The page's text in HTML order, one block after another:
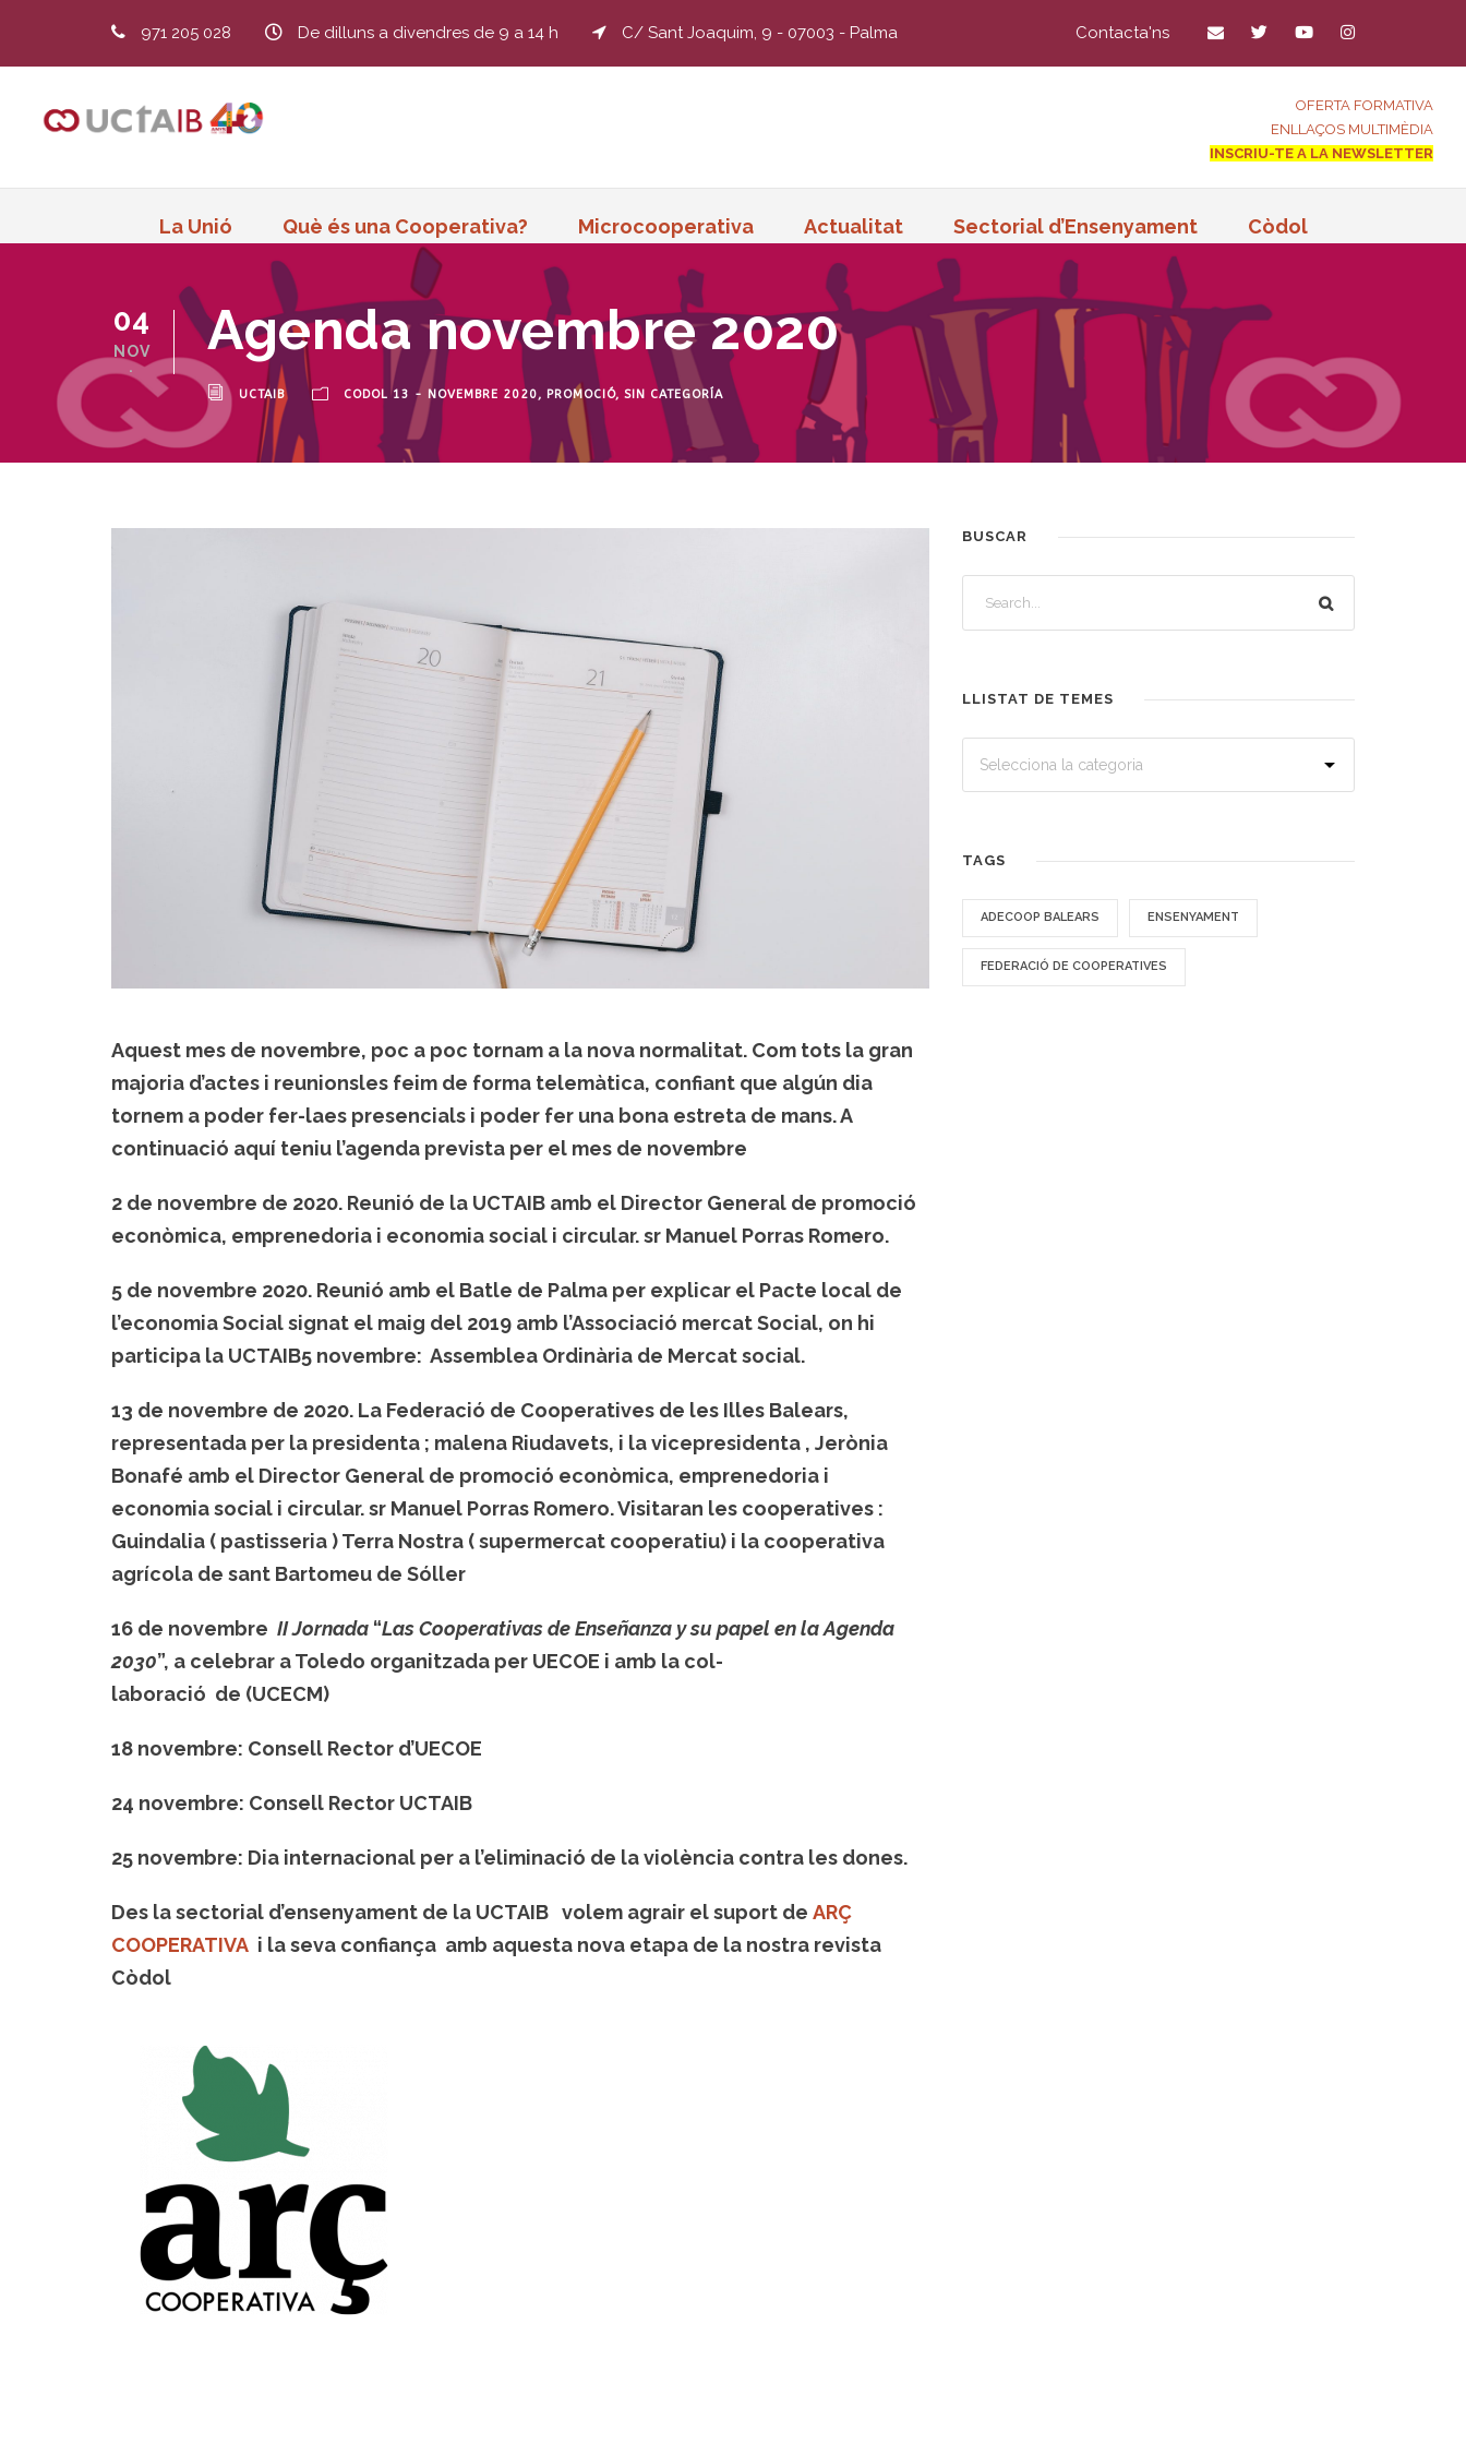
971 205 028 De dilluns a divendres de 9 a 14 h C/ Sant Joaquim, 9 - 07003 - Palma Contacta'ns
OFERTA FORMATIVA
ENLLAÇOS MULTIMÈDIA
INSCRIU-TE A LA NEWSLETTER
La Unió Què és una Cooperativa? Microcooperativa Actualitat Sectorial d’Ensenyament Còdol
04
NOV
.
Agenda novembre 2020
UCTAIB CODOL 13 - NOVEMBRE 2020, PROMOCIÓ, SIN CATEGORÍA
Aquest mes de novembre, poc a poc tornam a la nova normalitat. Com tots la gran
majoria d’actes i reunionsles feim de forma telemàtica, confiant que algún dia
tornem a poder fer-laes presencials i poder fer una bona estreta de mans. A
continuació aquí teniu l’agenda prevista per el mes de novembre
2 de novembre de 2020. Reunió de la UCTAIB amb el Director General de promoció
econòmica, emprenedoria i economia social i circular. sr Manuel Porras Romero.
5 de novembre 2020. Reunió amb el Batle de Palma per explicar el Pacte local de
l’economia Social signat el maig del 2019 amb l’Associació mercat Social, on hi
participa la UCTAIB5 novembre: Assemblea Ordinària de Mercat social.
13 de novembre de 2020. La Federació de Cooperatives de les Illes Balears,
representada per la presidenta ; malena Riudavets, i la vicepresidenta , Jerònia
Bonafé amb el Director General de promoció econòmica, emprenedoria i
economia social i circular. sr Manuel Porras Romero. Visitaran les cooperatives :
Guindalia ( pastisseria ) Terra Nostra ( supermercat cooperatiu) i la cooperativa
agrícola de sant Bartomeu de Sóller
16 de novembre II Jornada “Las Cooperativas de Enseñanza y su papel en la Agenda
2030”, a celebrar a Toledo organitzada per UECOE i amb la col-
laboració de (UCECM)
18 novembre: Consell Rector d’UECOE
24 novembre: Consell Rector UCTAIB
25 novembre: Dia internacional per a l’eliminació de la violència contra les dones.
Des la sectorial d’ensenyament de la UCTAIB volem agrair el suport de ARÇ
COOPERATIVA i la seva confiança amb aquesta nova etapa de la nostra revista
Còdol
BUSCAR
LLISTAT DE TEMES
TAGS
ADECOOP BALEARS ENSENYAMENT
FEDERACIÓ DE COOPERATIVES